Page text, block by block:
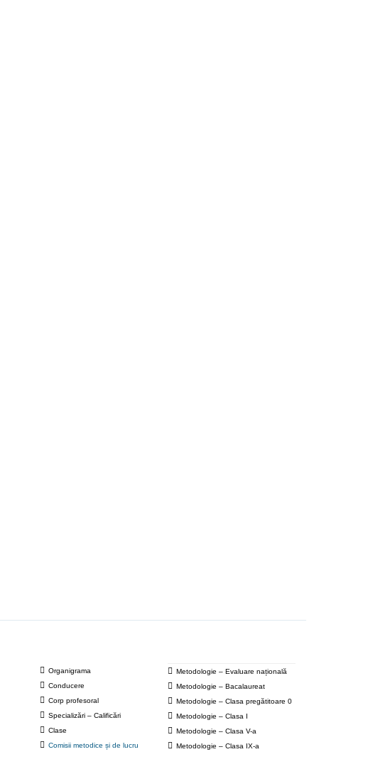
Organigrama
Conducere
Corp profesoral
Specializări – Calificări
Clase
Comisii metodice și de lucru
Metodologie – Evaluare națională
Metodologie – Bacalaureat
Metodologie – Clasa pregătitoare 0
Metodologie – Clasa I
Metodologie – Clasa V-a
Metodologie – Clasa IX-a